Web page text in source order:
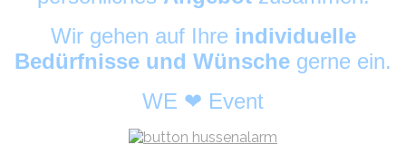
Wir gehen auf Ihre individuelle
Bedürfnisse und Wünsche gerne ein.
WE ❤ Event